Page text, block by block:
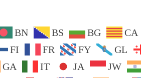
BN BS BG CA
FI FR FY GL
GA IT JA JW